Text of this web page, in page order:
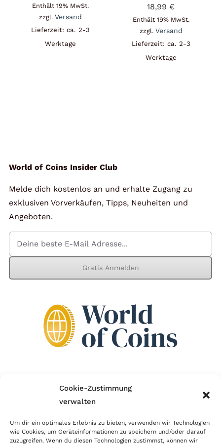
Cookie-Zustimmung
verwalten
Um dir ein optimales Erlebnis zu bieten, verwenden wir Technologien
wie Cookies, um Geräteinformationen zu speichern und/oder darauf
zuzugreifen. Wenn du diesen Technologien zustimmst, können wir
Enthält 19% MwSt.
zzgl. Versand
Lieferzeit: ca. 2-3
Werktage
18,99 €
Enthält 19% MwSt.
zzgl. Versand
Lieferzeit: ca. 2-3
Werktage
World of Coins Insider Club
Melde dich kostenlos an und erhalte Zugang zu
exklusiven Vorverkäufen, Tipps, Neuheiten und
Angeboten.
Gratis Anmelden
Wir sind Mitglied im Händlerbund!
erfolgreichen E-Commerce ein. Auch wir sind wie
viele Onlineshops im Netz Mitglied im Händlerbund